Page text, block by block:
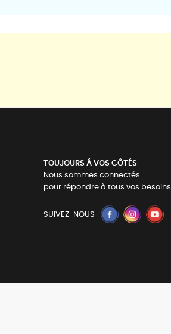
TOUJOURS Á VOS CÔTÉS
Nous sommes connectés
pour répondre à tous vos besoins
SUIVEZ-NOUS